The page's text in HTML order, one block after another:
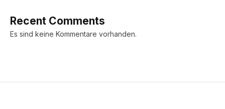
Recent Comments
Es sind keine Kommentare vorhanden.